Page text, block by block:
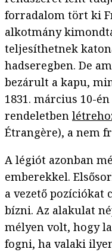
forradalom tört ki
alkotmány
teljesíthetnek
hadseregben. De
bezárult a kapu,
1831. március 10-
rendeletben
Étrangère), a nem
A légiót azonban
emberekkel.
a vezető pozíciókat
bízni. Az alakulat
mélyen volt, hogy
fogni, ha valaki